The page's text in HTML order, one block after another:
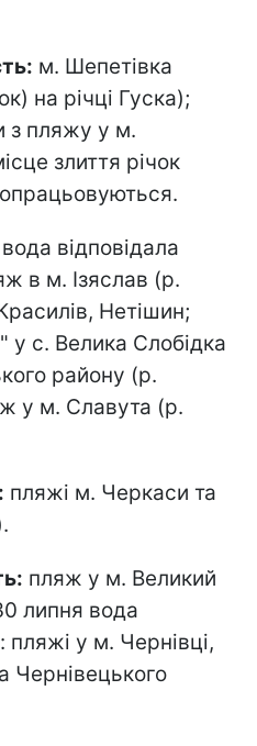
м. Шепетівка
на річці Гуска);
з пляжу у м.
злиття річок
відповідала
в м. Ізяслав (р.
Нетішин;
у с. Велика Слобідка
району (р.
у м. Славута (р.
пляжі м. Черкаси та
пляж у м. Великий
липня вода
пляжі у м. Чернівці,
Чернівецького